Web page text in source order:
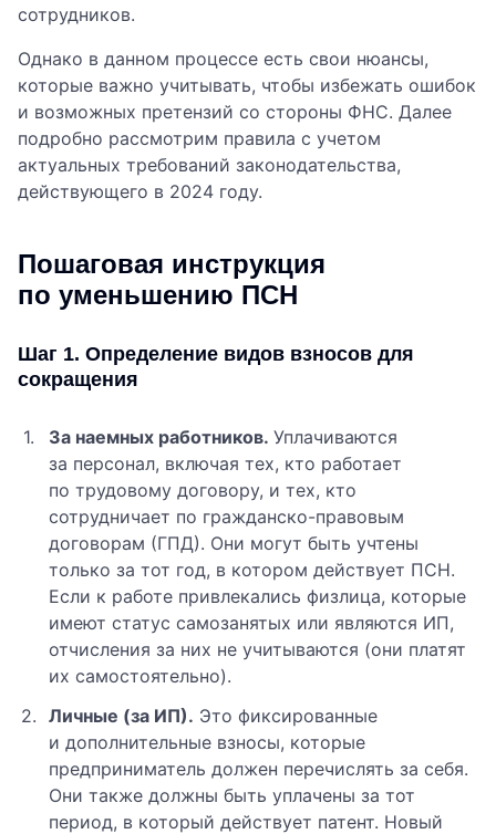
сотрудников.
Однако в данном процессе есть свои нюансы,
которые важно учитывать, чтобы избежать ошибок
и возможных претензий со стороны ФНС. Далее
подробно рассмотрим правила с учетом
актуальных требований законодательства,
действующего в 2024 году.
Пошаговая инструкция
по уменьшению ПСН
Шаг 1. Определение видов взносов для
сокращения
За наемных работников. Уплачиваются
за персонал, включая тех, кто работает
по трудовому договору, и тех, кто
сотрудничает по гражданско-правовым
договорам (ГПД). Они могут быть учтены
только за тот год, в котором действует ПСН.
Если к работе привлекались физлица, которые
имеют статус самозанятых или являются ИП,
отчисления за них не учитываются (они платят
их самостоятельно).
Личные (за ИП). Это фиксированные
и дополнительные взносы, которые
предприниматель должен перечислять за себя.
Они также должны быть уплачены за тот
период, в который действует патент. Новый